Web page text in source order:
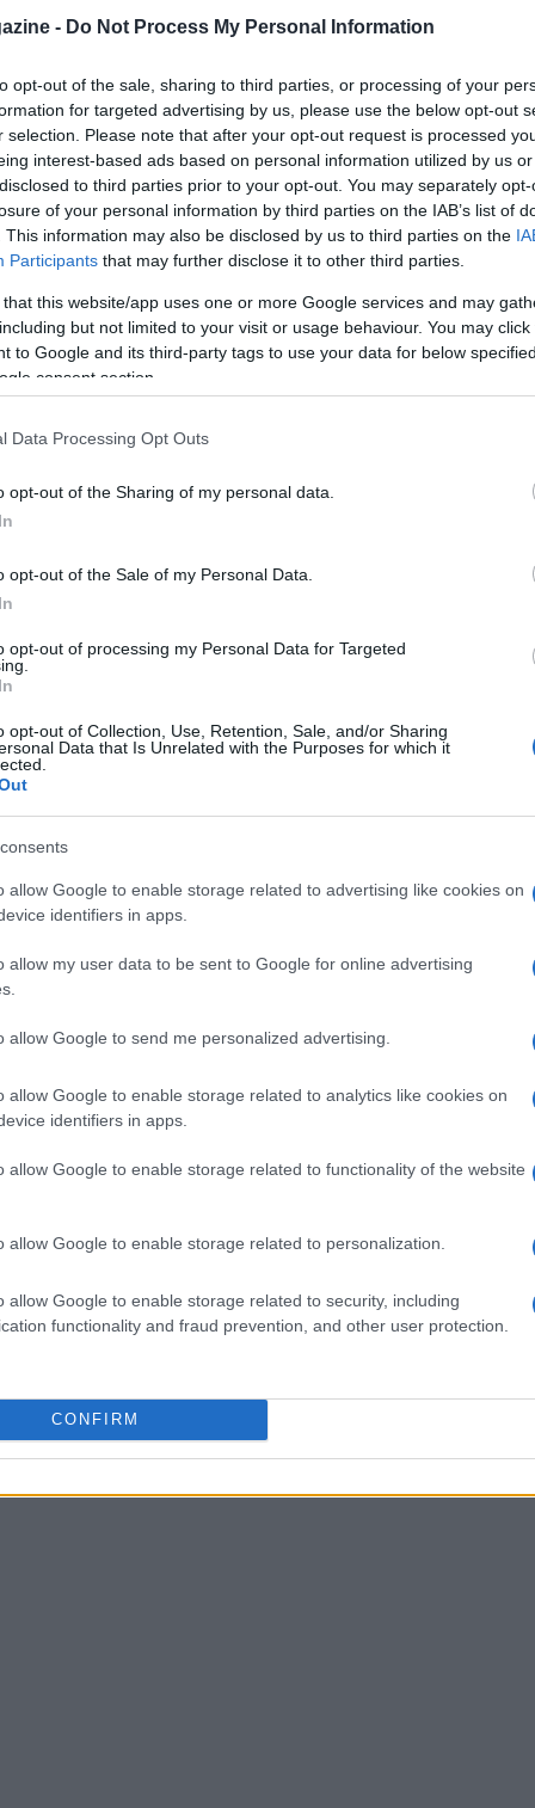
- Do Not Process My Personal Information
opt-out of the sale, sharing to third parties, or processing of your
for targeted advertising by us, please use the below opt-out
selection. Please note that after your opt-out request is processed
interest-based ads based on personal information utilized by us
to third parties prior to your opt-out. You may separately
of your personal information by third parties on the IAB’s list of
This information may also be disclosed by us to third parties on the
Participants that may further disclose it to other third parties.
that this website/app uses one or more Google services and may
but not limited to your visit or usage behaviour. You may
to Google and its third-party tags to use your data for below
consent section.
Data Processing Opt Outs
opt-out of the Sharing of my personal data.
opt-out of the Sale of my Personal Data.
opt-out of processing my Personal Data for Targeted
opt-out of Collection, Use, Retention, Sale, and/or Sharing
Data that Is Unrelated with the Purposes for which it
allow Google to enable storage related to advertising like cookies on
identifiers in apps.
allow my user data to be sent to Google for online advertising
allow Google to send me personalized advertising.
allow Google to enable storage related to analytics like cookies on
identifiers in apps.
allow Google to enable storage related to functionality of the website
allow Google to enable storage related to personalization.
allow Google to enable storage related to security, including
functionality and fraud prevention, and other user protection.
CONFIRM
l’amministratore delegato
del mercato invernale, chiarendo però
di movimento sarà piuttosto limitato.
costi, purtroppo – ha dichiarato a ‘Dazn’ -.
devono ragionare e incidere. Oggi
fatturato delle squadre a quasi il 75%, a
i costi e continuare nella
per la sussistenza di qualsiasi club”.
Questo posso garantirlo – ha
alle voci di un disimpegno da parte del
del club -. Ieri c’è stato un comunicato
anche la proprietà. Un comunicato molto
di cessione. La situazione è molto
mondiale legata alla pandemia ed è
alla stabilità. Evidentemente
di prima”.
parlato del recente incontro con il tecnico
sono dinamiche che in questo
Fra un po’ si aprirà il mercato e
ci saranno investimenti rilevanti in un
ma tutte le società europee sono in questa